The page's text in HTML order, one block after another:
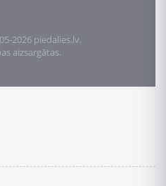
2026 piedalies.lv.
aizsargātas.